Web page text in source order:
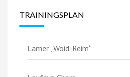
TRAININGSPLAN
Lamer „Woid-Reim“